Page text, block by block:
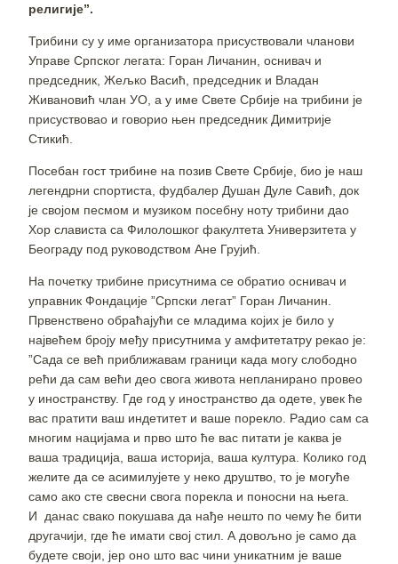
религије”.
Трибини су у име организатора присуствовали чланови
Управе Српског легата: Горан Личанин, оснивач и
председник, Жељко Васић, председник и Владан
Живановић члан УО, а у име Свете Србије на трибини је
присуствовао и говорио њен председник Димитрије
Стикић.
Посебан гост трибине на позив Свете Србије, био је наш
легендрни спортиста, фудбалер Душан Дуле Савић, док
је својом песмом и музиком посебну ноту трибини дао
Хор слависта са Филолошког факултета Универзитета у
Београду под руководством Ане Грујић.
На почетку трибине присутнима се обратио оснивач и
управник Фондације ”Српски легат” Горан Личанин.
Првенствено обраћајући се младима којих је било у
највећем броју међу присутнима у амфитетатру рекао је:
”Сада се већ приближавам граници када могу слободно
рећи да сам већи део свога живота непланирано провео
у иностранству. Где год у иностранство да одете, увек ће
вас пратити ваш индетитет и ваше порекло. Радио сам са
многим нацијама и прво што ће вас питати је каква је
ваша традиција, ваша историја, ваша култура. Колико год
желите да се асимилујете у неко друштво, то је могуће
само ако сте свесни свога порекла и поносни на њега.
И данас свако покушава да нађе нешто по чему ће бити
другачији, где ће имати свој стил. А довољно је само да
будете своји, јер оно што вас чини уникатним је ваше